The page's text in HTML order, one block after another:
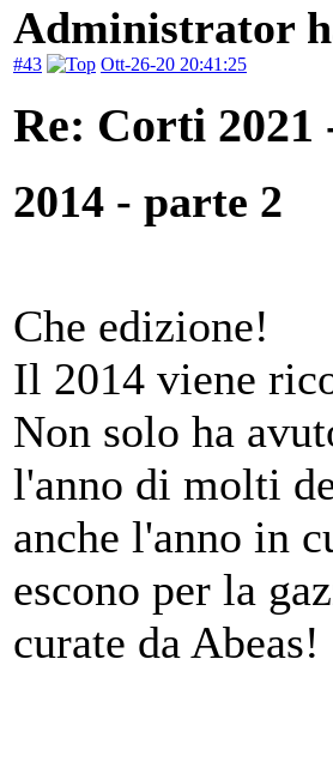
Administrator
#43 Ott-26-20 20:41:25
Re: Corti 2021
2014 - parte 2
Che edizione!
Il 2014 viene
Non solo ha
l'anno di molti
anche l'anno in
escono per la
curate da Abeas!